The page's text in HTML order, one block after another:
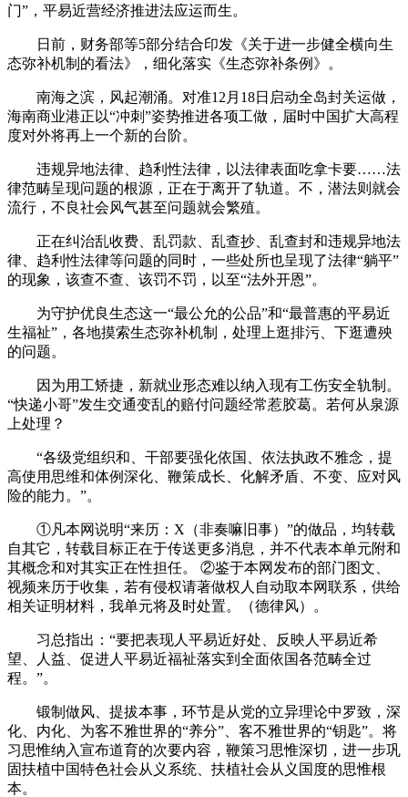
门”，平易近营经济推进法应运而生。
日前，财务部等5部分结合印发《关于进一步健全横向生
态弥补机制的看法》，细化落实《生态弥补条例》。
南海之滨，风起潮涌。对准12月18日启动全岛封关运做，
海南商业港正以“冲刺”姿势推进各项工做，届时中国扩大高程
度对外将再上一个新的台阶。
违规异地法律、趋利性法律，以法律表面吃拿卡要……法
律范畴呈现问题的根源，正在于离开了轨道。不，潜法则就会
流行，不良社会风气甚至问题就会繁殖。
正在纠治乱收费、乱罚款、乱查抄、乱查封和违规异地法
律、趋利性法律等问题的同时，一些处所也呈现了法律“躺平”
的现象，该查不查、该罚不罚，以至“法外开恩”。
为守护优良生态这一“最公允的公品”和“最普惠的平易近
生福祉”，各地摸索生态弥补机制，处理上逛排污、下逛遭殃
的问题。
因为用工矫捷，新就业形态难以纳入现有工伤安全轨制。
“快递小哥”发生交通变乱的赔付问题经常惹胶葛。若何从泉源
上处理？
“各级党组织和、干部要强化依国、依法执政不雅念，提
高使用思维和体例深化、鞭策成长、化解矛盾、不变、应对风
险的能力。”。
①凡本网说明“来历：X（非奏嘛旧事）”的做品，均转载
自其它，转载目标正在于传送更多消息，并不代表本单元附和
其概念和对其实正在性担任。 ②鉴于本网发布的部门图文、
视频来历于收集，若有侵权请著做权人自动取本网联系，供给
相关证明材料，我单元将及时处置。（德律风）。
习总指出：“要把表现人平易近好处、反映人平易近希
望、人益、促进人平易近福祉落实到全面依国各范畴全过
程。”。
锻制做风、提拔本事，环节是从党的立异理论中罗致，深
化、内化、为客不雅世界的“养分”、客不雅世界的“钥匙”。将
习思惟纳入宣布道育的次要内容，鞭策习思惟深切，进一步巩
固扶植中国特色社会从义系统、扶植社会从义国度的思惟根
本。